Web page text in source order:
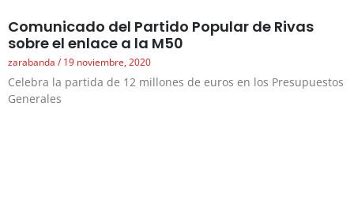
Comunicado del Partido Popular de Rivas
sobre el enlace a la M50
zarabanda 19 noviembre, 2020
Celebra la partida de 12 millones de euros en los Presupuestos
Generales